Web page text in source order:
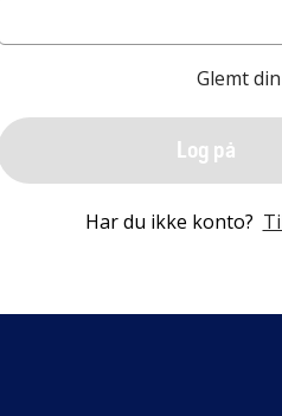
Glemt
Log på
Har du ikke konto?